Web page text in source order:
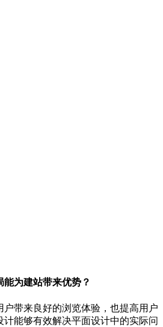
为建站带来优势？
带来良好的浏览体验，也提高用户
计能够有效解决平面设计中的实际问